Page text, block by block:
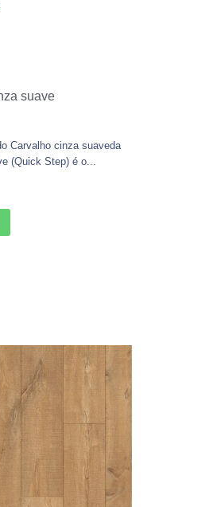
suave
Carvalho cinza suaveda
(Quick Step) é o...